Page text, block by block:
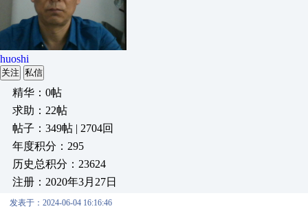
huoshi
关注 私信
精华：0帖
求助：22帖
帖子：349帖 | 2704回
年度积分：295
历史总积分：23624
注册：2020年3月27日
发表于：2024-06-04 16:16:46